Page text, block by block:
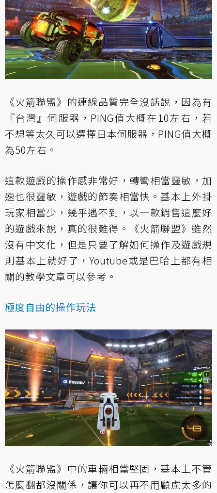
《火箭聯盟》的連線品質完全沒話說，因為有
『台灣』伺服器，PING值大概在10左右，若
不想等太久可以選擇日本伺服器，PING值大概
為50左右。
這款遊戲的操作感非常好，轉彎相當靈敏，加
速也很靈敏，遊戲的節奏相當快。基本上外掛
玩家相當少，幾乎遇不到，以一款銷售這麼好
的遊戲來說，真的很難得。《火箭聯盟》雖然
沒有中文化，但是只要了解如何操作及遊戲規
則基本上就好了，Youtube或是巴哈上都有相
關的教學文章可以參考。
極度自由的操作玩法
《火箭聯盟》中的車輛相當堅固，基本上不管
怎麼翻都沒關係，讓你可以再不用顧慮太多的